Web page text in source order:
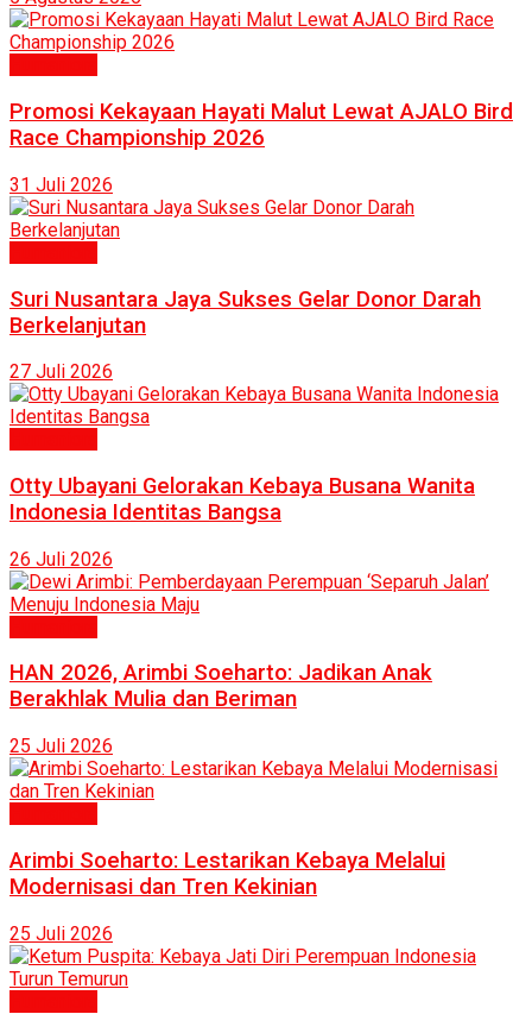
Promosi Kekayaan Hayati Malut Lewat AJALO Bird
Race Championship 2026
31 Juli 2026
Suri Nusantara Jaya Sukses Gelar Donor Darah
Berkelanjutan
27 Juli 2026
Otty Ubayani Gelorakan Kebaya Busana Wanita
Indonesia Identitas Bangsa
26 Juli 2026
HAN 2026, Arimbi Soeharto: Jadikan Anak
Berakhlak Mulia dan Beriman
25 Juli 2026
Arimbi Soeharto: Lestarikan Kebaya Melalui
Modernisasi dan Tren Kekinian
25 Juli 2026